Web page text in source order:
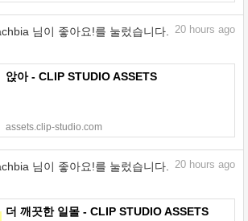
님이 좋아요!를 눌렀습니다.
20 hours ago
앉아 - CLIP STUDIO ASSETS
assets.clip-studio.com
님이 좋아요!를 눌렀습니다.
20 hours ago
더 깨끗한 일몰 - CLIP STUDIO ASSETS